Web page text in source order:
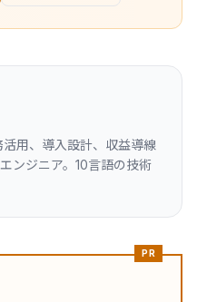
用、導入設計、収益導線
ンジニア。10言語の技術
PR